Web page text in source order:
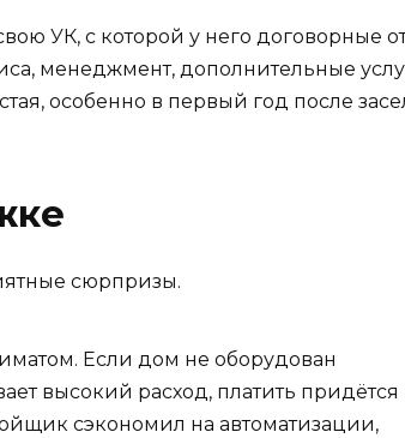
УК, с которой у него договорные
менеджмент, дополнительные
особенно в первый год после
сюрпризы.
Если дом не оборудован
высокий расход, платить придётся
сэкономил на автоматизации,